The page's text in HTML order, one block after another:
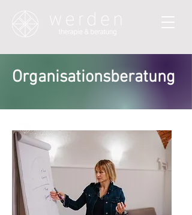
Organisationsberatung